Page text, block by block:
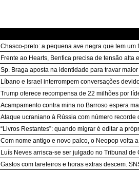
Chasco-preto: a pequena ave negra que tem um
Frente ao Hearts, Benfica precisa de tensão alta
Sp. Braga aposta na identidade para travar
Líbano e Israel interrompem conversações
Trump oferece recompensa de 22 milhões por
Acampamento contra mina no Barroso espera
Ataque ucraniano à Rússia com número recorde
“Livros Restantes”: quando migrar é editar a
Com nome antigo e novo palco, o Neopop volta
Luís Neves arrisca-se ser julgado no Tribunal
Gastos com tarefeiros e horas extras descem.